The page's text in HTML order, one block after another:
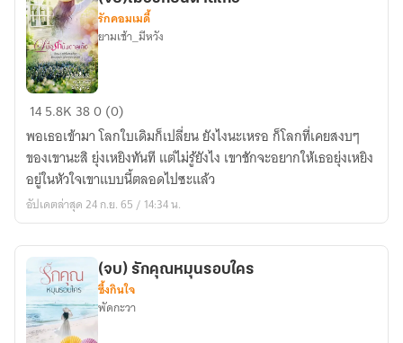
(จบ)เมื่อ
บันดาล
เก้อ
รักคอมเมดี้
ยามเช้า_มีหวัง
145.8K 380 (0)
พอเธอเข้ามา โลกใบเดิมก็เปลี่ยน ยังไงนะเหรอ ก็โลกที่เคยสงบๆ
ของเขานะสิ ยุ่งเหยิงทันที แต่ไม่รู้ยังไง เขาชักจะอยากให้เธอยุ่งเหยิง
อยู่ในหัวใจเขาแบบนี้ตลอดไปซะแล้ว
อัปเดตล่าสุด 24 ก.ย. 65 / 14:34 น.
(จบ) รักคุณหมุนรอบใคร
ซึ้งกินใจ
พัดกะวา